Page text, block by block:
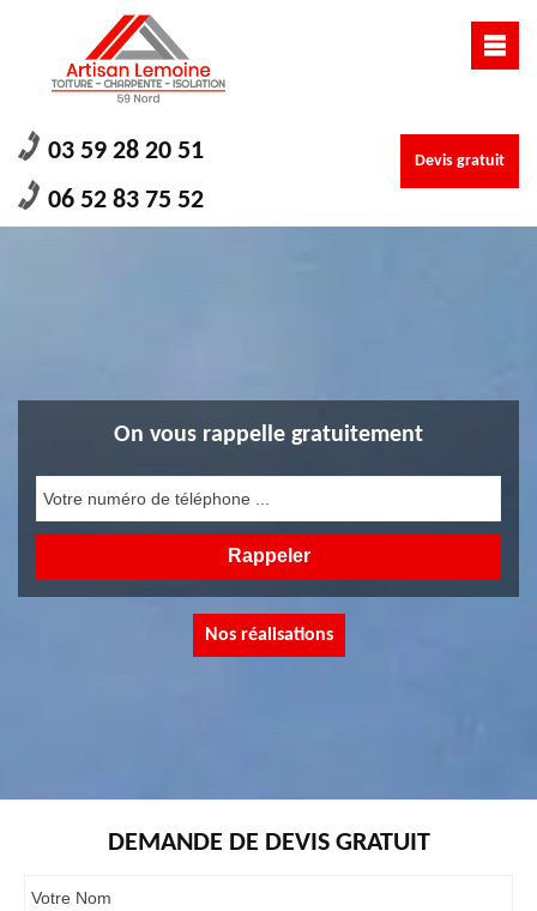
03 59 28 20 51
06 52 83 75 52
Devis gratuit
On vous rappelle gratuitement
Nos réalisations
DEMANDE DE DEVIS GRATUIT